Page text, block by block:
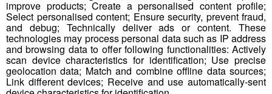
Initiativesle rendez-vous hebdomadaire de la
improve products; Create a personalised content profile;
Select personalised content; Ensure security, prevent fraud,
and debug; Technically deliver ads or content. These
technologies may process personal data such as IP address
and browsing data to offer following functionalities: Actively
scan device characteristics for identification; Use precise
geolocation data; Match and combine offline data sources;
Link different devices; Receive and use automatically-sent